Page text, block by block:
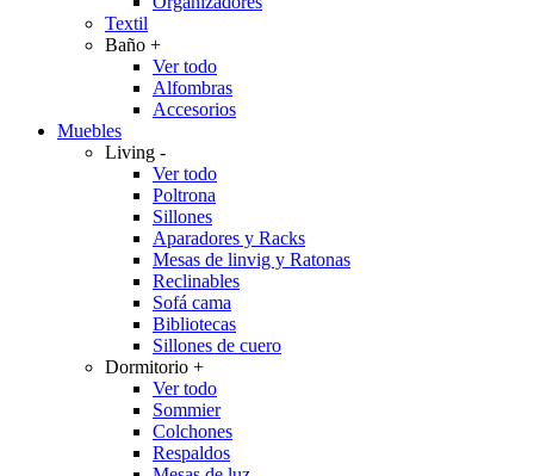
Textil
Baño +
Ver todo
Alfombras
Accesorios
Muebles
Living -
Ver todo
Poltrona
Sillones
Aparadores y Racks
Mesas de linvig y Ratonas
Reclinables
Sofá cama
Bibliotecas
Sillones de cuero
Dormitorio +
Ver todo
Sommier
Colchones
Respaldos